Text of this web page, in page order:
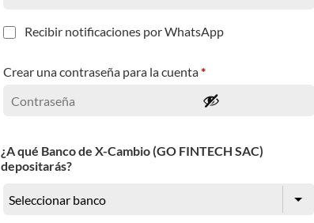
Recibir notificaciones por WhatsApp
Crear una contraseña para la cuenta*
¿A qué Banco de X-Cambio (GO FINTECH SAC)
depositarás?